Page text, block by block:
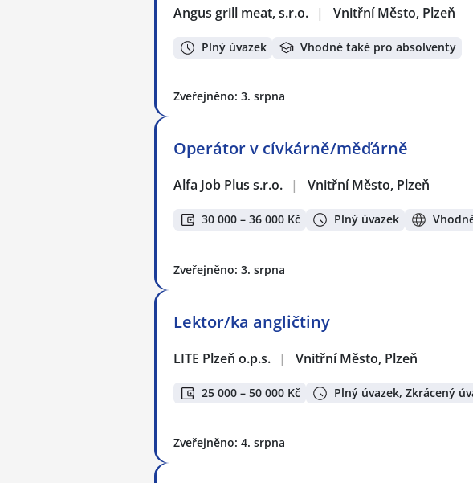
Angus grill meat, s.r.o. | Vnitřní Město, Plzeň
Plný úvazek Vhodné také pro absolventy
Zveřejněno: 3. srpna
Operátor v cívkárně/měďárně
Alfa Job Plus s.r.o. | Vnitřní Město, Plzeň
30 000 – 36 000 Kč Plný úvazek
Zveřejněno: 3. srpna
Lektor/ka angličtiny
LITE Plzeň o.p.s. | Vnitřní Město, Plzeň
25 000 – 50 000 Kč Plný úvazek, Zkrácený
Zveřejněno: 4. srpna